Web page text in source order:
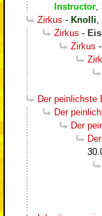
Instructor
Zirkus - Knolli
Zirkus -
Zirkus -
Der peinlichste
Der
Der